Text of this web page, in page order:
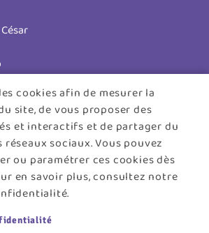
cookies afin de mesurer la
site, de vous proposer des
et interactifs et de partager du
sociaux. Vous pouvez
ou paramétrer ces cookies dès
en savoir plus, consultez notre
:
- 12h30 / 13h30 - 17h45
CONTACT